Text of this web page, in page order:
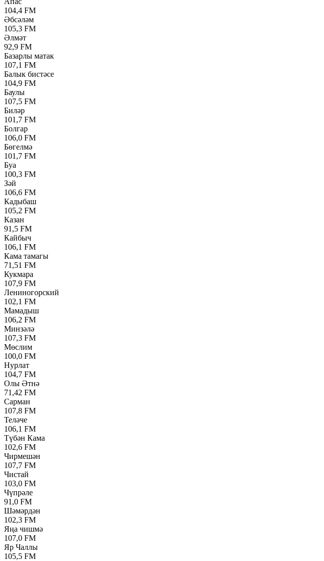
104,4 FM
Әбсәләм
105,3 FM
Әлмәт
92,9 FM
Базарлы матак
107,1 FM
Балык бистәсе
104,9 FM
Баулы
107,5 FM
Биләр
101,7 FM
Болгар
106,0 FM
Бөгелмә
101,7 FM
Буа
100,3 FM
Зәй
106,6 FM
Кадыбаш
105,2 FM
Казан
91,5 FM
Кайбыч
106,1 FM
Кама тамагы
71,51 FM
Кукмара
107,9 FM
Лениногорский
102,1 FM
Мамадыш
106,2 FM
Минзәлә
107,3 FM
Мөслим
100,0 FM
Нурлат
104,7 FM
Олы Әтнә
71,42 FM
Сарман
107,8 FM
Теләче
106,1 FM
Түбән Кама
102,6 FM
Чирмешән
107,7 FM
Чистай
103,0 FM
Чүпрәле
91,0 FM
Шәмәрдән
102,3 FM
Яңа чишмә
107,0 FM
Яр Чаллы
105,5 FM